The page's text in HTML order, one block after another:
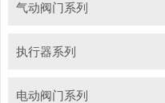
气动阀门系列
执行器系列
电动阀门系列